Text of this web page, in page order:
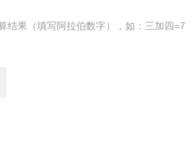
结果（填写阿拉伯数字），如：三加四=7